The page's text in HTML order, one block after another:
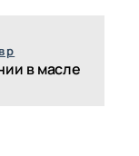
в масле